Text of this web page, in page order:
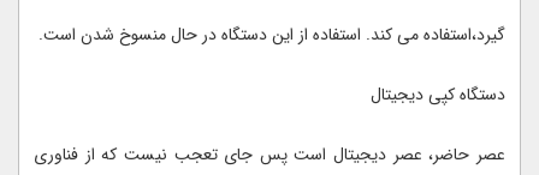
گیرد،استفاده می کند. استفاده از این دستگاه در حال منسوخ شدن است.
دستگاه کپی دیجیتال
عصر حاضر، عصر دیجیتال است پس جای تعجب نیست که از فناوری